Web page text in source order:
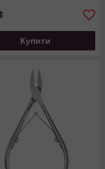
Купити